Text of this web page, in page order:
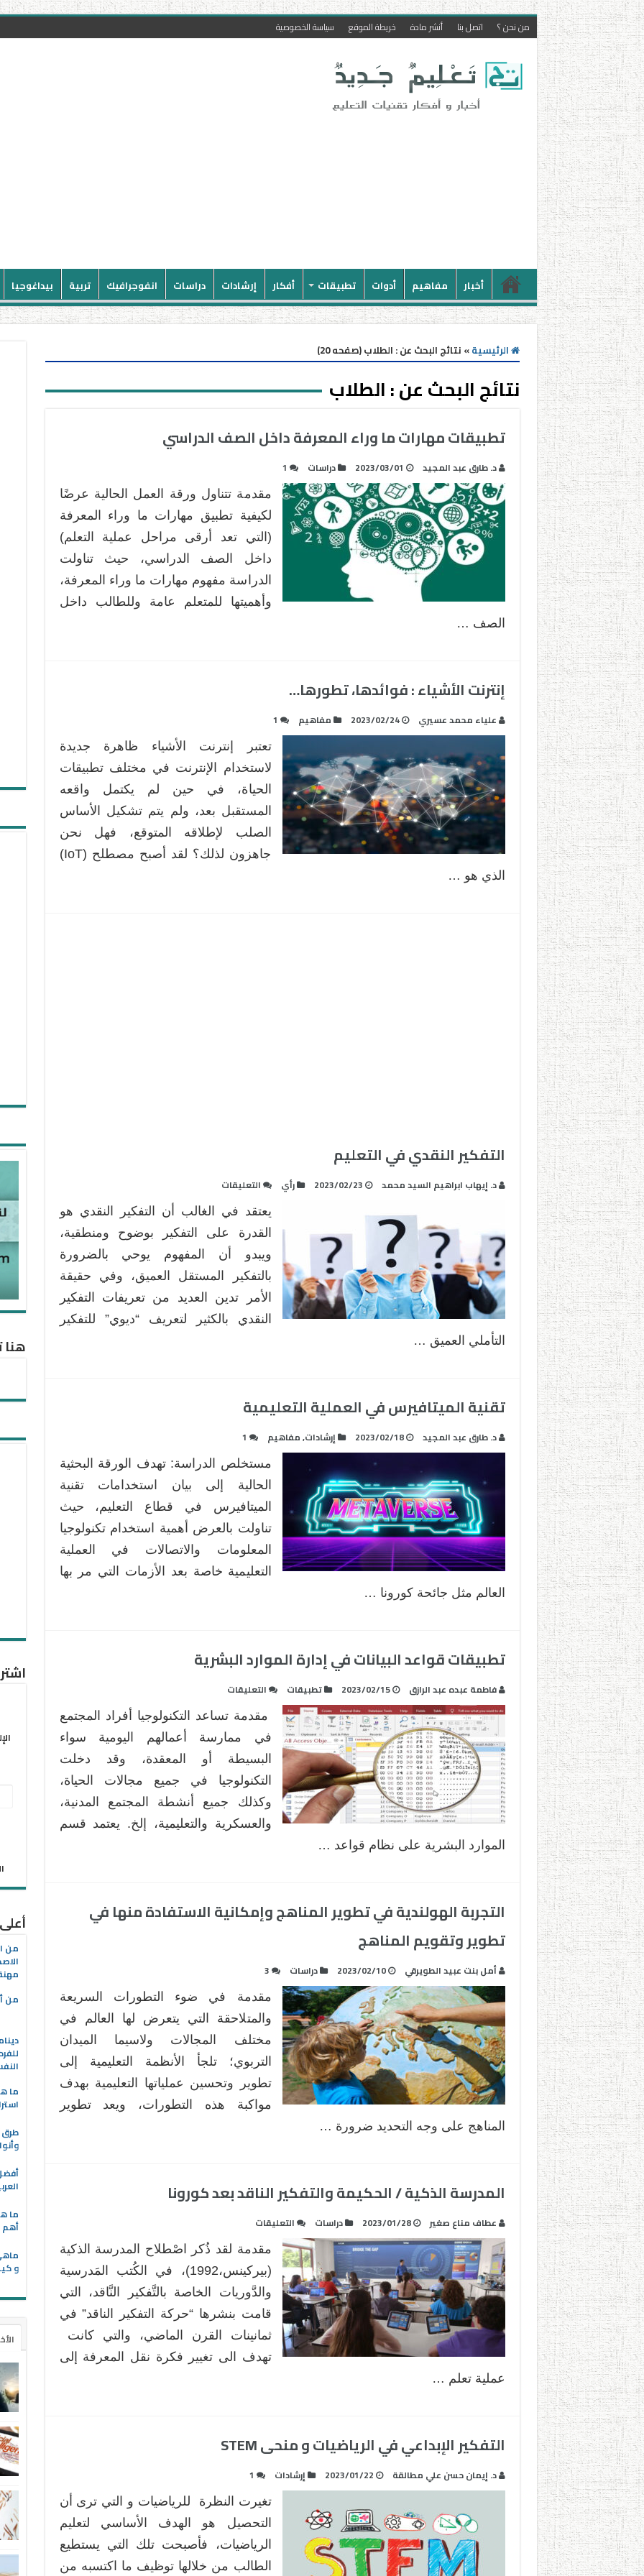
من نحن ؟ اتصل بنا أنشر مادة خريطة الموقع سياسة الخصوصية
أخبار مفاهيم أدوات تطبيقات أفكار إرشادات دراسات انفوجرافيك تربية بيداغوجيا
الرئيسية» نتائج البحث عن : الطلاب (صفحه 20)
نتائج البحث عن :الطلاب
تطبيقات مهارات ما وراء المعرفة داخل الصف الدراسي
د. طارق عبد المجيد 2023/03/01 دراسات 1
مقدمة تتناول ورقة العمل الحالية عرضًا
لكيفية تطبيق مهارات ما وراء المعرفة
(التي تعد أرقى مراحل عملية التعلم)
داخل الصف الدراسي، حيث تناولت
الدراسة مفهوم مهارات ما وراء المعرفة،
وأهميتها للمتعلم عامة وللطالب داخل
الصف …
إنترنت الأشياء : فوائدها، تطورها…
علياء محمد عسيري 2023/02/24 مفاهيم 1
تعتبر إنترنت الأشياء ظاهرة جديدة
لاستخدام الإنترنت في مختلف تطبيقات
الحياة، في حين لم يكتمل واقعه
المستقبل بعد، ولم يتم تشكيل الأساس
الصلب لإطلاقه المتوقع، فهل نحن
جاهزون لذلك؟ لقد أصبح مصطلح (IoT)
الذي هو …
التفكير النقدي في التعليم
د. إيهاب ابراهيم السيد محمد 2023/02/23 رأي التعليقات
النقدي
في
التعليم
مغلقة
يعتقد في الغالب أن التفكير النقدي هو
القدرة على التفكير بوضوح ومنطقية،
ويبدو أن المفهوم يوحي بالضرورة
بالتفكير المستقل العميق، وفي حقيقة
الأمر تدين العديد من تعريفات التفكير
النقدي بالكثير لتعريف “ديوي” للتفكير
التأملي العميق …
تقنية الميتافيرس في العملية التعليمية
د. طارق عبد المجيد 2023/02/18 إرشادات,مفاهيم 1
مستخلص الدراسة: تهدف الورقة البحثية
الحالية إلى بيان استخدامات تقنية
الميتافيرس في قطاع التعليم، حيث
تناولت بالعرض أهمية استخدام تكنولوجيا
المعلومات والاتصالات في العملية
التعليمية خاصة بعد الأزمات التي مر بها
العالم مثل جائحة كورونا …
تطبيقات قواعد البيانات في إدارة الموارد البشرية
فاطمة عبده عبد الرازق 2023/02/15 تطبيقات التعليقات
قواعد
البيانات
إدارة
الموارد
البشرية
مغلقة
مقدمة تساعد التكنولوجيا أفراد المجتمع
في ممارسة أعمالهم اليومية سواء
البسيطة أو المعقدة، وقد دخلت
التكنولوجيا في جميع مجالات الحياة،
وكذلك جميع أنشطة المجتمع المدنية،
والعسكرية والتعليمية، إلخ. يعتمد قسم
الموارد البشرية على نظام قواعد …
التجربة الهولندية في تطوير المناهج وإمكانية الاستفادة منها في
تطوير وتقويم المناهج
أمل بنت عبيد الطويرقي 2023/02/10 دراسات 3
مقدمة في ضوء التطورات السريعة
والمتلاحقة التي يتعرض لها العالم في
مختلف المجالات ولاسيما الميدان
التربوي؛ تلجأ الأنظمة التعليمية إلى
تطوير وتحسين عملياتها التعليمية بهدف
مواكبة هذه التطورات، ويعد تطوير
المناهج على وجه التحديد ضرورة …
المدرسة الذكية / الحكيمة والتفكير الناقد بعد كورونا
عطاف مناع صغير 2023/01/28 دراسات التعليقات
الذكية
/
الحكيمة
والتفكير
الناقد
بعد
كورونا
مقدمة لقد ذُكر اصْطلاح المدرسة الذكية
(بيركينس،1992)، في الكُتب المَدرسية
والدَّوريات الخاصة بالتَّفكير النَّاقد، التي
قامت بنشرها “حركة التفكير الناقد” في
ثمانينات القرن الماضي، والتي كانت
تهدف الى تغيير فكرة نقل المعرفة إلى
عملية تعلم …
التفكير الإبداعي في الرياضيات و منحى STEM
د. إيمان حسن علي مطالقة 2023/01/22 إرشادات 1
تغيرت النظرة للرياضيات و التي ترى أن
التحصيل هو الهدف الأساسي لتعليم
الرياضيات، فأصبحت تلك التي يستطيع
الطالب من خلالها توظيف ما اكتسبه من
هنا
من
من
ما
طرق
ما
أهم
و